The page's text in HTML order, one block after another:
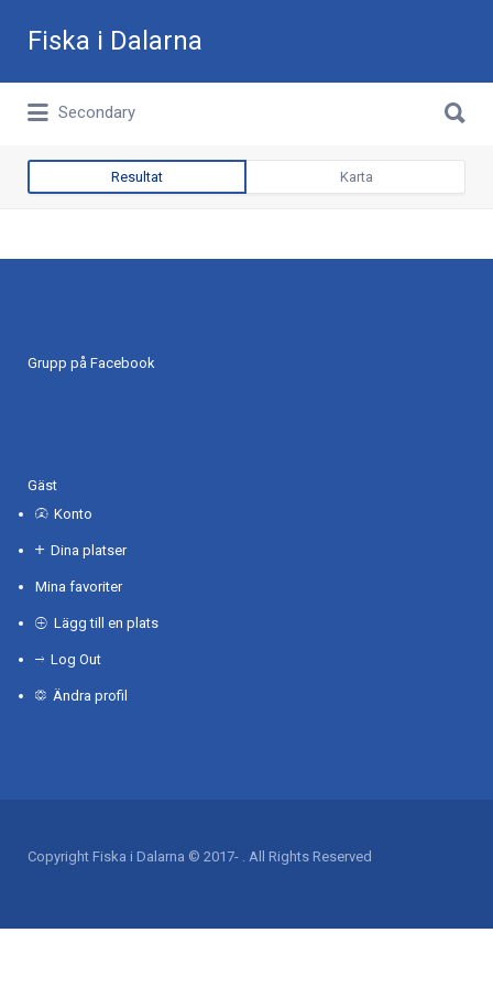
Fiska i Dalarna
Allt du behöver för ditt fiske i Dalarna
efter:
Secondary
efter:
Resultat Karta
Grupp på Facebook
Gäst
Konto
Dina platser
Mina favoriter
Lägg till en plats
Log Out
Ändra profil
Copyright Fiska i Dalarna © 2017- . All Rights Reserved